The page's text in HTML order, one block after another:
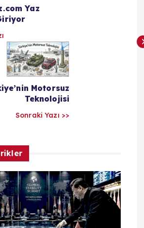
Yaz
Motorsuz
Teknolojisi
Sonraki Yazı >>